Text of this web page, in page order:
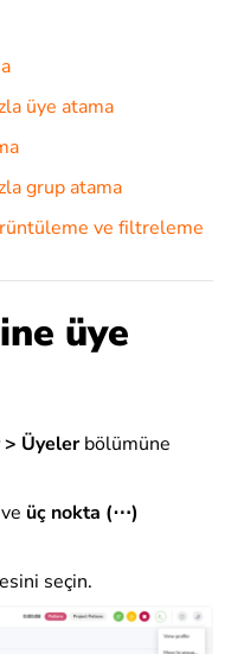
üye atama
grup atama
ve filtreleme
üye
Üyelerbölümüne
üç nokta (⋯)
seçin.